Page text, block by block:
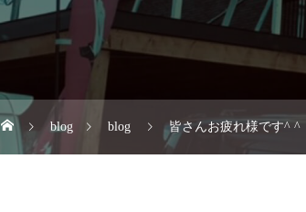
blog blog 皆さんお疲れ様です^ ^